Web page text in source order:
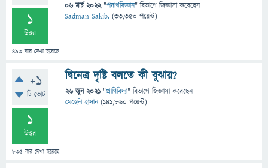
1
উত্তর
493 বার দেখা হয়েছে
06 মার্চ 2022 "পদার্থবিজ্ঞান" বিভাগে জিজ্ঞাসাকরেছেন
Sadman Sakib. (33,350 পয়েন্ট)
+1
টি ভোট
1
উত্তর
835 বার দেখা হয়েছে
দ্বিনেত্র দৃষ্টি বলতে কী বুঝায়?
26 জুন 2021 "প্রাণিবিদ্যা" বিভাগে জিজ্ঞাসাকরেছেন
মেহেদী হাসান (141,860 পয়েন্ট)